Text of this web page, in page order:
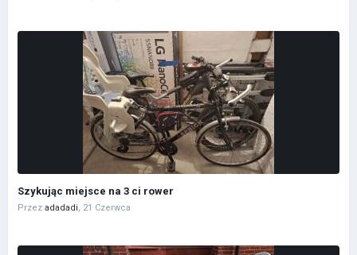
Szykując miejsce na 3 ci rower
Przez adadadi, 21 Czerwca